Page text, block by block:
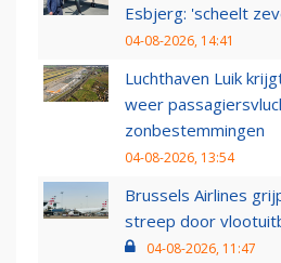
Esbjerg: 'scheelt
04-08-2026, 14:41
Luchthaven Luik
weer
zonbestemmingen
04-08-2026, 13:54
Brussels Airlines
streep door
04-08-2026, 11:47